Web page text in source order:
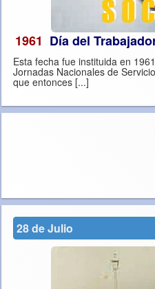
1961 Día del
Esta fecha fue instituida en
Jornadas Nacionales de
que entonces [...]
28 de Julio